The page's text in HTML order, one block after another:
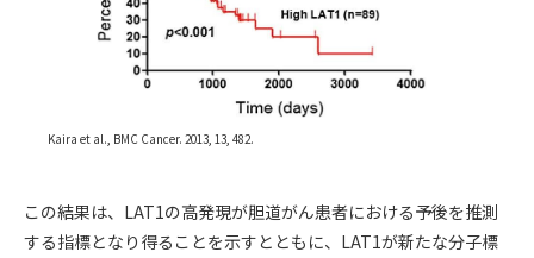
Kaira et al., BMC Cancer. 2013, 13, 482.
この結果は、LAT1の高発現が胆道がん患者における予後を推測
する指標となり得ることを示すとともに、LAT1が新たな分子標